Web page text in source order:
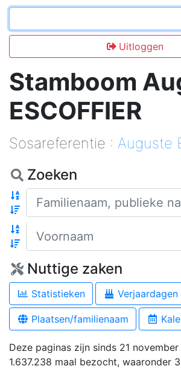
Uitloggen
Stamboom
ESCOFFIER
Sosareferentie : Auguste
Zoeken
Nuttige zaken
Statistieken Verjaardagen
Plaatsen/familienaam
Deze paginas zijn sinds 21
1.637.238 maal bezocht, waaronder